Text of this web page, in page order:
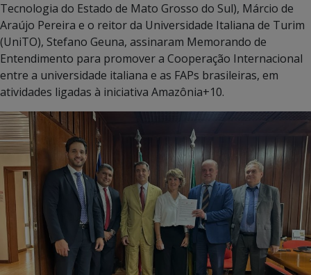
Tecnologia do Estado de Mato Grosso do Sul), Márcio de
Araújo Pereira e o reitor da Universidade Italiana de Turim
(UniTO), Stefano Geuna, assinaram Memorando de
Entendimento para promover a Cooperação Internacional
entre a universidade italiana e as FAPs brasileiras, em
atividades ligadas à iniciativa Amazônia+10.